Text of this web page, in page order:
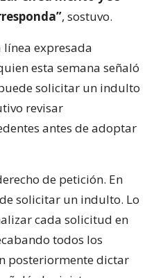
, sostuvo.
expresada
esta semana señaló
solicitar un indulto
revisar
antes de adoptar
de petición. En
solicitar un indulto. Lo
cada solicitud en
todos los
posteriormente dictar